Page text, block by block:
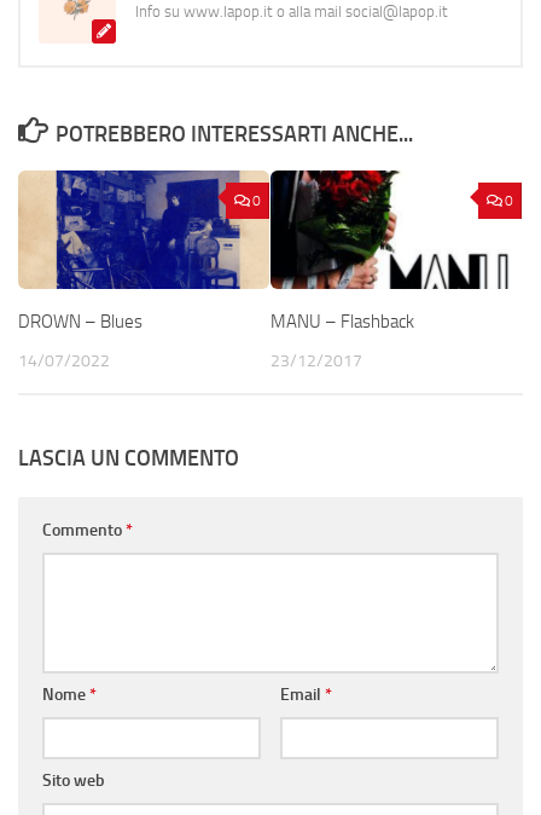
Info su www.lapop.it o alla mail social@lapop.it
POTREBBERO INTERESSARTI ANCHE...
0
DROWN – Blues
14/07/2022
0
MANU – Flashback
23/12/2017
LASCIA UN COMMENTO
Commento*
Nome* Email *
Sito web